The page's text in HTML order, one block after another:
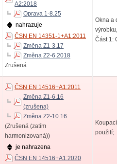
A2:2018
Oprava 1-8.25
nahrazuje
ČSN EN 14351-1+A1:2011
Změna Z1-3.17
Změna Z2-6.2018
Zrušená
Okna a
Část 1:
ČSN EN 14516+A1:2011
Změna Z1-6.16
(zrušena)
Změna Z2-10.16
(Zrušená (zatím
harmonizovaná))
je nahrazena
ČSN EN 14516+A1:2020
použití;